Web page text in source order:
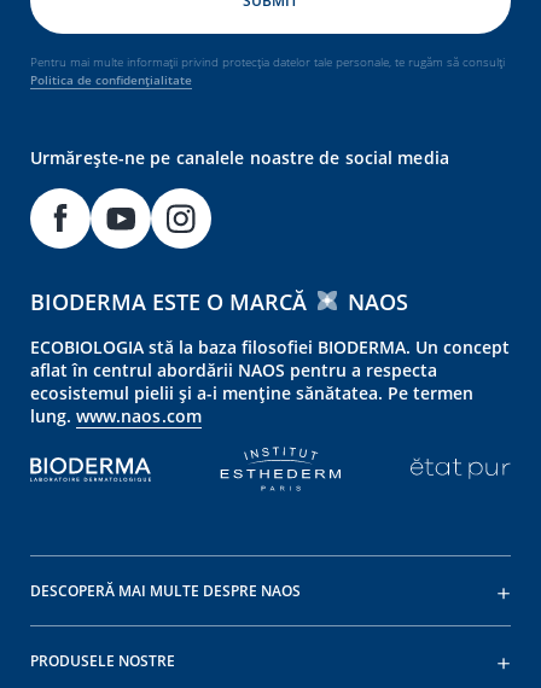
Pentru mai multe informații privind protecția datelor tale personale, te rugăm să consulți
Politica de confidențialitate
Urmărește-ne pe canalele noastre de social media
BIODERMA ESTE O MARCĂ NAOS
ECOBIOLOGIA stă la baza filosofiei BIODERMA. Un concept
aflat în centrul abordării NAOS pentru a respecta
ecosistemul pielii și a-i menține sănătatea. Pe termen
lung. www.naos.com
DESCOPERĂ MAI MULTE DESPRE NAOS
PRODUSELE NOSTRE